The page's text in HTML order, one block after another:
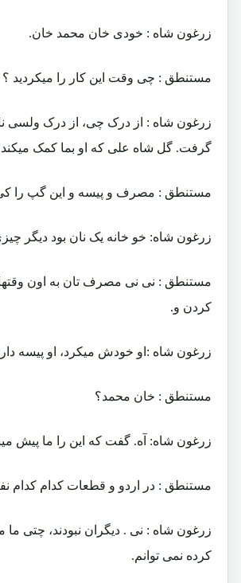
زرغون شاه : خودی خان محمد خان.
مستنطق : چی وقت این کار را میکردید ؟
زرغون شاه : از درک چی، از درک ولسی
گرفت. گل شاه علی که او بما کمک
مستنطق : مصرف و پیسه و این گپ را
زرغون شاه: خو خانه یک نان بود دیگر
مستنطق : نی نی مصرف تان به اون وقتها ،
کردن و.
زرغون شاه :او خودش میکرد، او پیسه
مستنطق : خان محمد؟
زرغون شاه: آه. گفت که این را ما پیش
مستنطق : در اردو و قطعات کدام کدام
زرغون شاه : نی . دیگران نبودند، چتی ما
کرده نمی توانم.